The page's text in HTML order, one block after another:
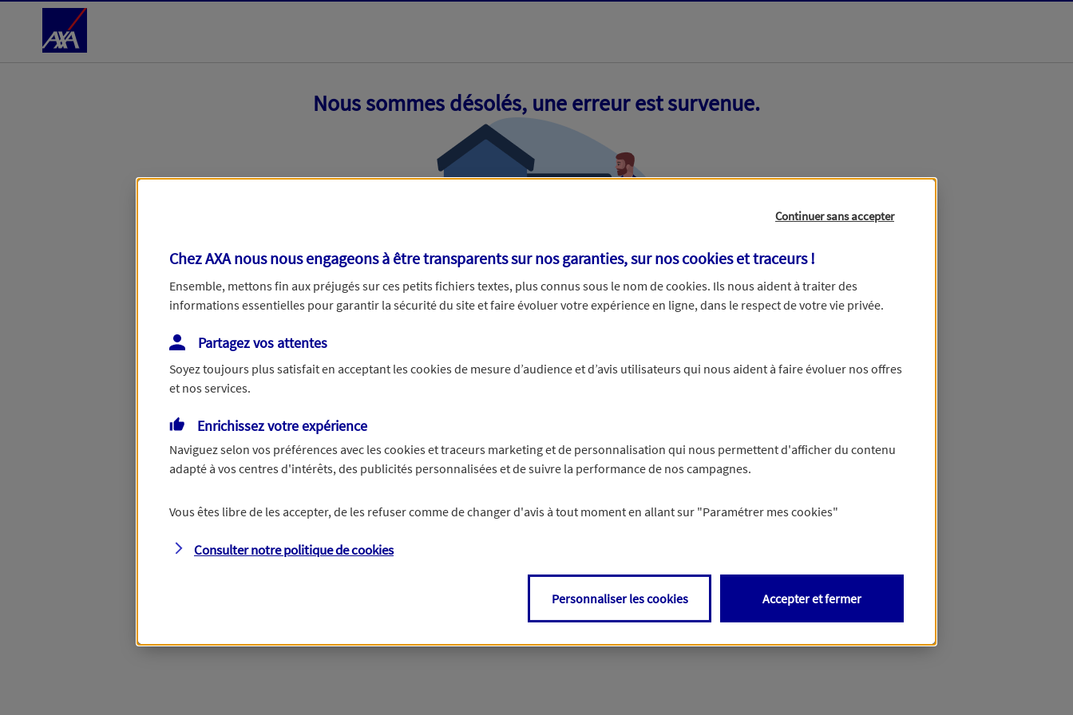
Accéder au Contenu
Nous sommes désolés, une erreur est survenue.
Continuer sans accepter
Chez AXA nous nous engageons à être transparents sur nos garanties, sur noscookies et traceurs!
Ensemble, mettons fin aux préjugés sur ces petits fichiers textes, plus connus sous le nom decookies. Ils nous aident à traiter des
informations essentielles pour garantir la sécurité du site et faire évoluer votre expérience en ligne, dans le respect de votre vie privée.
Partagez vos attentes
Soyez toujours plus satisfait en acceptant lescookiesde mesure d’audience et d’avis utilisateurs qui nous aident à faire évoluer nos offres
et nos services.
Enrichissez votre expérience
Naviguez selon vos préférences avec lescookies et traceurs marketing et de personnalisation qui nous permettent d'afficher du contenu
adapté à vos centres d'intérêts, des publicités personnalisées et de suivre la performance de nos campagnes.
Vous êtes libre de les accepter, de les refuser comme de changer d'avis à tout moment en allant sur "Paramétrer mescookies"
Consulter notre politique decookies
Personnaliser les cookies Accepter et fermer